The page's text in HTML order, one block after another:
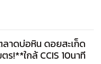
าดบ่อหิน ดอยสะเก็ด
ร!**ใกล้ CCIS 10นาที